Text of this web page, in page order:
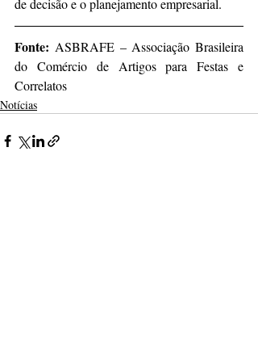
de decisão e o planejamento empresarial.
Fonte: ASBRAFE – Associação Brasileira
do Comércio de Artigos para Festas e
Correlatos
Notícias